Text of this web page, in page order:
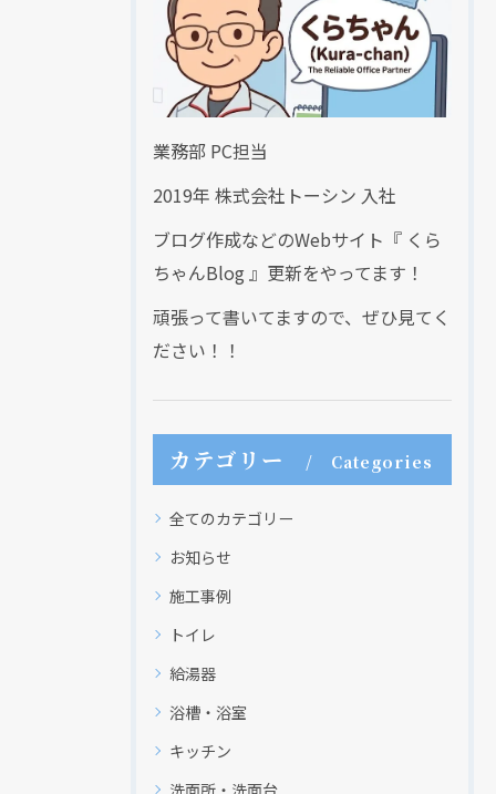
業務部 PC担当
2019年 株式会社トーシン 入社
ブログ作成などのWebサイト『 くら
ちゃんBlog 』更新をやってます！
頑張って書いてますので、ぜひ見てく
ださい！！
カテゴリー Categories
全てのカテゴリー
お知らせ
施工事例
トイレ
給湯器
浴槽・浴室
キッチン